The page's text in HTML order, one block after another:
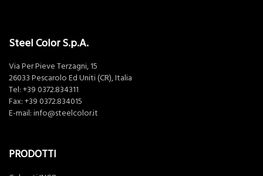
Steel Color S.p.A.
Via Per Pieve Terzagni, 15
26033 Pescarolo Ed Uniti (CR), Italia
Tel: +39 0372.834311
Fax: +39 0372.834015
E-mail: info@steelcolor.it
PRODOTTI